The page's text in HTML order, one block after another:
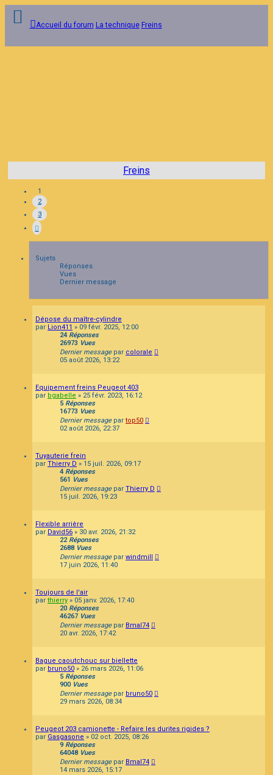
Accueil du forum La technique Freins
Freins
1
2
3
Sujets
Réponses
Vues
Dernier message
Dépose du maître-cylindre
par Lion411 » 09 févr. 2025, 12:00
24 Réponses
26973 Vues
Dernier message par colorale
05 août 2026, 13:22
Equipement freins Peugeot 403
par bgabelle » 25 févr. 2023, 16:12
5 Réponses
16773 Vues
Dernier message par top50
02 août 2026, 22:37
Tuyauterie frein
par Thierry D » 15 juil. 2026, 09:17
4 Réponses
561 Vues
Dernier message par Thierry D
15 juil. 2026, 19:23
Flexible arrière
par David56 » 30 avr. 2026, 21:32
22Réponses
2688 Vues
Dernier message par windmill
17 juin 2026, 11:40
Toujours de l'air
par thierry » 05 janv. 2026, 17:40
20Réponses
46267 Vues
Dernier message par Bmal74
20 avr. 2026, 17:42
Bague caoutchouc sur biellette
par bruno50 » 26 mars 2026, 11:06
5 Réponses
900 Vues
Dernier message par bruno50
29 mars 2026, 08:34
Peugeot 203 camionette - Refaire les durites rigides ?
par Gasgasone » 02 oct. 2025, 08:26
9 Réponses
64048 Vues
Dernier message par Bmal74
14 mars 2026, 15:17